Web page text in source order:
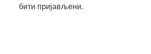
бити пријављени.